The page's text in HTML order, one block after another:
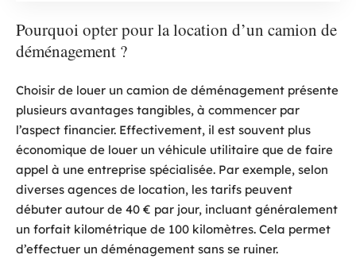
Pourquoi opter pour la location d’un camion de
déménagement ?
Choisir de louer un camion de déménagement présente
plusieurs avantages tangibles, à commencer par
l’aspect financier. Effectivement, il est souvent plus
économique de louer un véhicule utilitaire que de faire
appel à une entreprise spécialisée. Par exemple, selon
diverses agences de location, les tarifs peuvent
débuter autour de 40 € par jour, incluant généralement
un forfait kilométrique de 100 kilomètres. Cela permet
d’effectuer un déménagement sans se ruiner.